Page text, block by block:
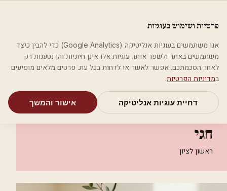
מאמריםקטגוריותחיפושאודות
בית קטגוריות
אסתטיקה רפואית
מרפאת ד''ר סטמפלר - לנדוב חגי
מרפאת ד''ר סטמפלר - לנדוב
חגי
ראשון לציון
פרטיות ושימוש בעוגיות
אנו משתמשים בעוגיות אנליטיקה (Google Analytics) כדי להבין כיצד
משתמשים באתר ולשפר אותו. עוגיות אלו אינן חיוניות והן נטענות רק
לאחר הסכמתכם. אפשר לאשר או לדחות בכל עת. פרטים מלאים מופיעים
במדיניות הפרטיות.
דחיית עוגיות אנליטיקה אישור והמשך